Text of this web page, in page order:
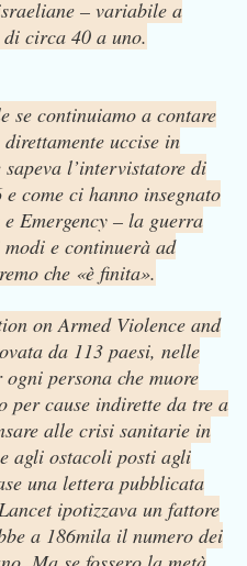
– variabile a
circa 40 a uno.
se continuiamo a contare
uccise in
l’intervistatore di
come ci hanno insegnato
Emergency – la guerra
e continuerà ad
che «è finita».
on Armed Violence and
da 113 paesi, nelle
persona che muore
per cause indirette da tre a
alle crisi sanitarie in
agli ostacoli posti agli
una lettera pubblicata
ipotizzava un fattore
a 186mila il numero dei